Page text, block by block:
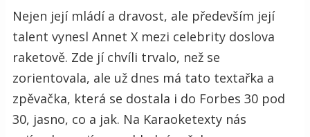
Nejen její mládí a dravost, ale především její
talent vynesl Annet X mezi celebrity doslova
raketově. Zde jí chvíli trvalo, než se
zorientovala, ale už dnes má tato textařka a
zpěvačka, která se dostala i do Forbes 30 pod
30, jasno, co a jak. Na Karaoketexty nás